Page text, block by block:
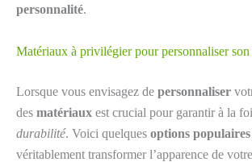
personnalité.
Matériaux à privilégier pour personnaliser son
Lorsque vous envisagez de personnaliser
des matériaux est crucial pour garantir à la
durabilité. Voici quelques options populaires
véritablement transformer l’apparence de